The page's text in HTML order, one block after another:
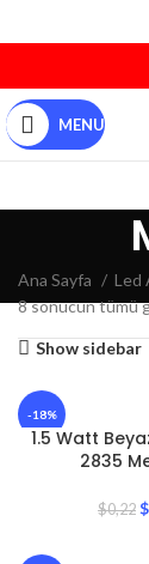
MENU
Ana Sayfa Led
8 sonucun tümü
Show sidebar
-18%
1.5 Watt
2835
$0,22 $